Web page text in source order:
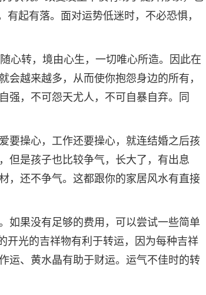
起有落。面对运势低迷时，不必恐惧，
心转，境由心生，一切唯心所造。因此在
越来越多，从而使你抱怨身边的所有，
强，不可怨天尤人，不可自暴自弃。同
要操心，工作还要操心，就连结婚之后孩
但是孩子也比较争气，长大了，有出息
，还不争气。这都跟你的家居风水有直接
如果没有足够的费用，可以尝试一些简单
开光的吉祥物有利于转运，因为每种吉祥
运、黄水晶有助于财运。运气不佳时的转